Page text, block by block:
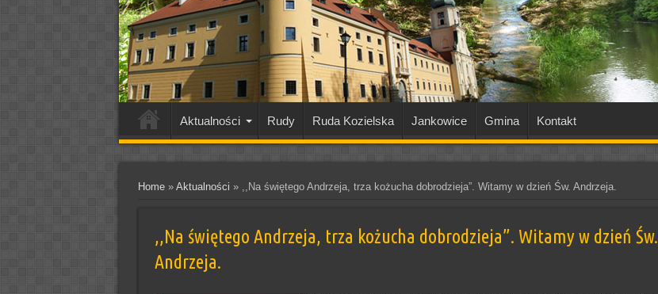
Aktualności Rudy Ruda Kozielska Jankowice Gmina Kontakt
Home» Aktualności » ,,Na świętego Andrzeja, trza kożucha dobrodzieja”. Witamy w dzień Św. Andrzeja.
,,Na świętego Andrzeja, trza kożucha dobrodzieja”. Witamy w dzień Św.
Andrzeja.